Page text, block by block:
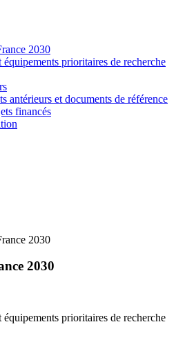
2030
équipements prioritaires de recherche
antérieurs et documents de référence
financés
2030
2030
équipements prioritaires de recherche